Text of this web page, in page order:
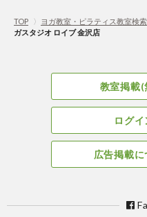
TOP 〉 ヨガ教室・ピラティス教室検索
ガスタジオ ロイブ 金沢店
教室掲載(
ログ
広告掲載